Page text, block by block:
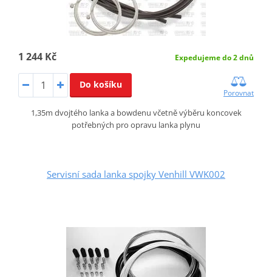
1 244 Kč Expedujeme do 2 dnů
Do košíku
Porovnat
1,35m dvojtého lanka a bowdenu včetně výběru koncovek
potřebných pro opravu lanka plynu
Servisní sada lanka spojky Venhill VWK002